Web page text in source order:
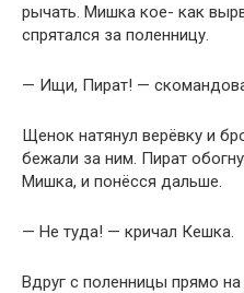
рычать. Мишка кое- как
спрятался за поленницу.
— Ищи, Пират! —
Щенок натянул верёвку и
бежали за ним. Пират
Мишка, и понёсся дальше.
— Не туда! — кричал Кешка.
Вдруг с поленницы прямо